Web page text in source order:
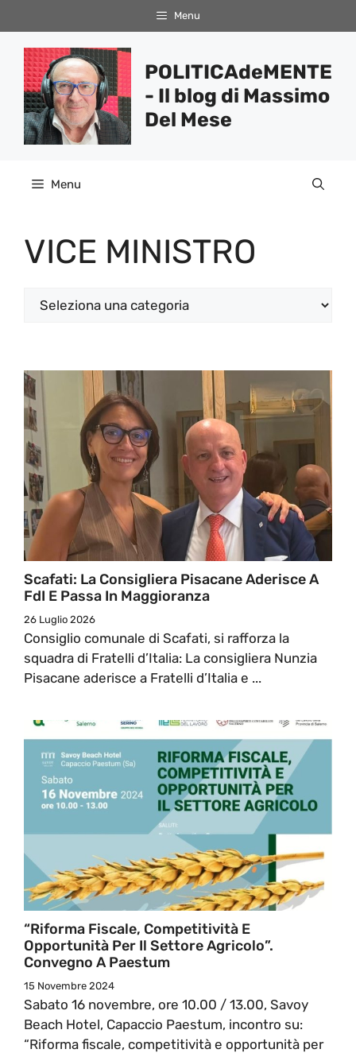
al
contenuto
Menu
POLITICAdeMENTE
- Il blog di Massimo
Del Mese
Menu
VICE MINISTRO
Categorie
Scafati: La Consigliera Pisacane Aderisce A
FdI E Passa In Maggioranza
26 Luglio 2026
Consiglio comunale di Scafati, si rafforza la
squadra di Fratelli d’Italia: La consigliera Nunzia
Pisacane aderisce a Fratelli d’Italia e ...
“Riforma Fiscale, Competitività E
Opportunità Per Il Settore Agricolo”.
Convegno A Paestum
15 Novembre 2024
Sabato 16 novembre, ore 10.00 / 13.00, Savoy
Beach Hotel, Capaccio Paestum, incontro su:
“Riforma fiscale, competitività e opportunità per